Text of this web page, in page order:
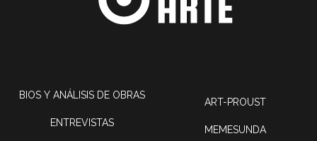
BIOS Y ANÁLISIS DE OBRAS
ENTREVISTAS
ART-PROUST
MEMESUNDA